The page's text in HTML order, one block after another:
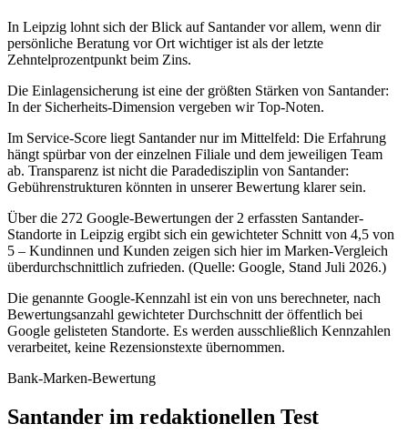
In Leipzig lohnt sich der Blick auf Santander vor allem, wenn dir
persönliche Beratung vor Ort wichtiger ist als der letzte
Zehntelprozentpunkt beim Zins.
Die Einlagensicherung ist eine der größten Stärken von Santander:
In der Sicherheits-Dimension vergeben wir Top-Noten.
Im Service-Score liegt Santander nur im Mittelfeld: Die Erfahrung
hängt spürbar von der einzelnen Filiale und dem jeweiligen Team
ab. Transparenz ist nicht die Paradedisziplin von Santander:
Gebührenstrukturen könnten in unserer Bewertung klarer sein.
Über die 272 Google-Bewertungen der 2 erfassten Santander-
Standorte in Leipzig ergibt sich ein gewichteter Schnitt von 4,5 von
5 – Kundinnen und Kunden zeigen sich hier im Marken-Vergleich
überdurchschnittlich zufrieden. (Quelle: Google, Stand Juli 2026.)
Die genannte Google-Kennzahl ist ein von uns berechneter, nach
Bewertungsanzahl gewichteter Durchschnitt der öffentlich bei
Google gelisteten Standorte. Es werden ausschließlich Kennzahlen
verarbeitet, keine Rezensionstexte übernommen.
Bank-Marken-Bewertung
Santander im redaktionellen Test